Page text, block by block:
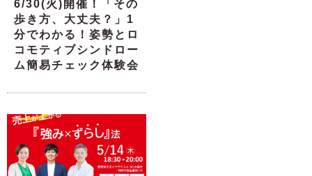
6/30(火)開催！「その
歩き方、大丈夫？」1
分でわかる！姿勢とロ
コモティブシンドロー
ム簡易チェック体験会